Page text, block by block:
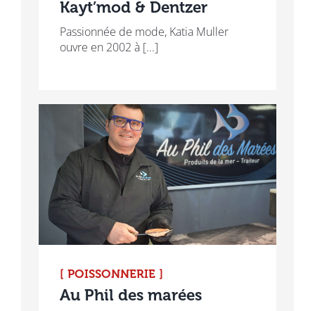
Kayt’mod & Dentzer
Passionnée de mode, Katia Muller
ouvre en 2002 à [...]
[ POISSONNERIE ]
Au Phil des marées